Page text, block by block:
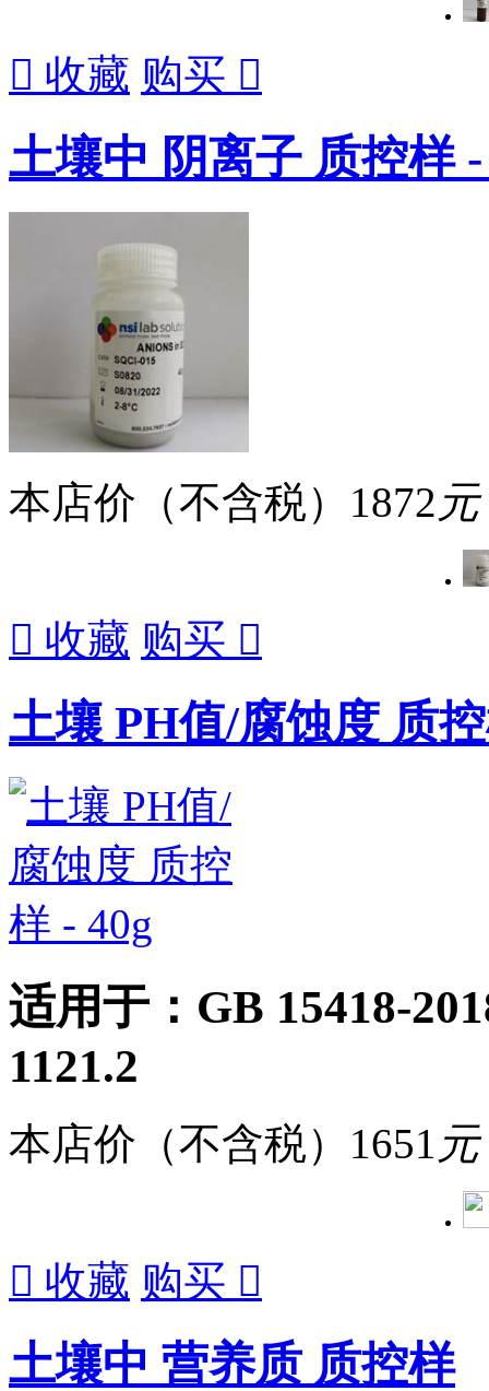
 收藏 购买 
土壤中 阴离子 质控样
本店价（不含税） 1872 元
 收藏 购买 
土壤 PH值/腐蚀度 质
适用于：GB 15418-
1121.2
本店价（不含税） 1651 元
 收藏 购买 
土壤中 营养质 质控样